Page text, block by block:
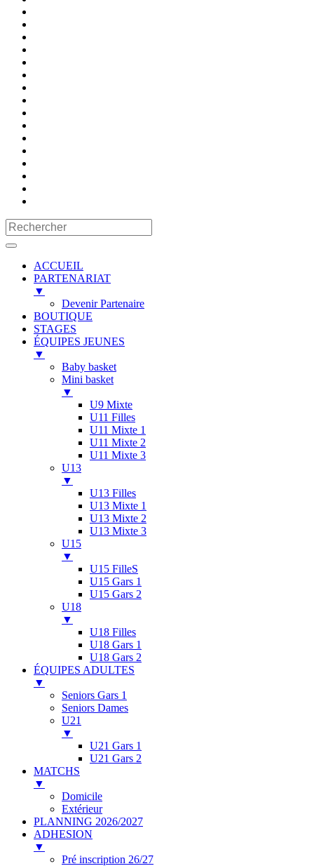
ACCUEIL
PARTENARIAT
▼
Devenir Partenaire
BOUTIQUE
STAGES
ÉQUIPES JEUNES
▼
Baby basket
Mini basket
▼
U9 Mixte
U11 Filles
U11 Mixte 1
U11 Mixte 2
U11 Mixte 3
U13
▼
U13 Filles
U13 Mixte 1
U13 Mixte 2
U13 Mixte 3
U15
▼
U15 FilleS
U15 Gars 1
U15 Gars 2
U18
▼
U18 Filles
U18 Gars 1
U18 Gars 2
ÉQUIPES ADULTES
▼
Seniors Gars 1
Seniors Dames
U21
▼
U21 Gars 1
U21 Gars 2
MATCHS
▼
Domicile
Extérieur
PLANNING 2026/2027
ADHESION
▼
Pré inscription 26/27